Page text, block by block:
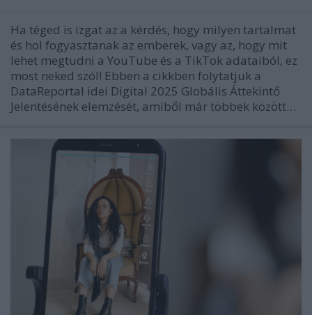
Ha téged is izgat az a kérdés, hogy milyen tartalmat
és hol fogyasztanak az emberek, vagy az, hogy mit
lehet megtudni a YouTube és a TikTok adataiból, ez
most neked szól! Ebben a cikkben folytatjuk a
DataReportal idei Digital 2025 Globális Áttekintő
Jelentésének elemzését, amiből már többek között…